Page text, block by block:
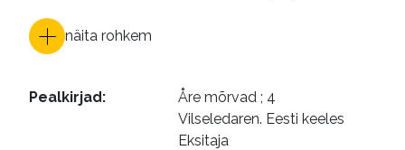
näita rohkem
Pealkirjad:
Åre mõrvad ; 4
Vilseledaren. Eesti keeles
Eksitaja